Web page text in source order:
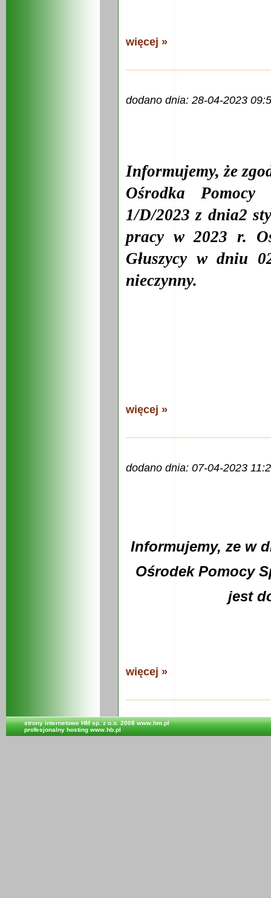
więcej »
dodano dnia: 28-04-2023
Informujemy, że
Ośrodka Pomocy
1/D/2023 z dnia2
pracy w 2023 r.
Głuszycy w dniu
nieczynny.
więcej »
dodano dnia: 07-04-2023
Informujemy, ze w
Ośrodek Pomocy
jest
więcej »
strony internetoweHM sp. z o.o. 2008 www.hm.pl
profesjonalny hosting www.hb.pl